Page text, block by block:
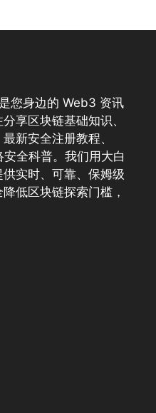
您身边的 Web3 资讯
享区块链基础知识、
新安全注册教程、
全科普。我们用大白
实时、可靠、保姆级
低区块链探索门槛，